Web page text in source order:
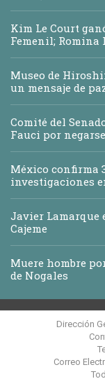
Kim Le Court
Femenil; Romina
Museo de
un mensaje de
Comité del
Fauci por
México confirma
investigaciones
Javier Lamarque
Cajeme
Muere hombre
de Nogales
Dirección
Correo